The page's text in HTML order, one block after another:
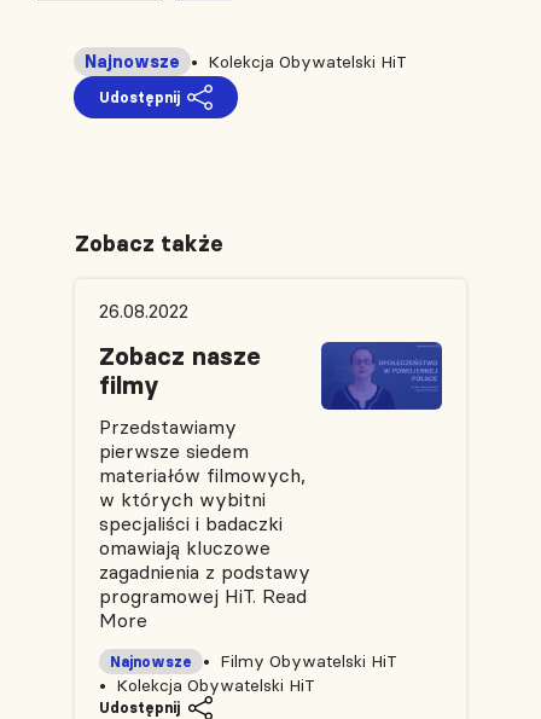
Najnowsze Kolekcja Obywatelski HiT
Udostępnij
Zobacz także
26.08.2022
Zobacz nasze
filmy
Przedstawiamy
pierwsze siedem
materiałów filmowych,
w których wybitni
specjaliści i badaczki
omawiają kluczowe
zagadnienia z podstawy
programowej HiT. Read
More
Filmy Obywatelski HiT
Najnowsze
Kolekcja Obywatelski HiT
Udostępnij